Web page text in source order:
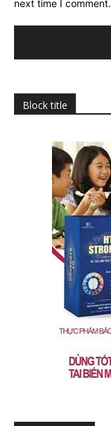
next time I comment.
Block title